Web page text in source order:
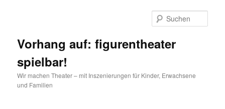
Vorhang auf: figurentheater
spielbar!
Wir machen Theater – mit Inszenierungen für Kinder, Erwachsene
und Familien